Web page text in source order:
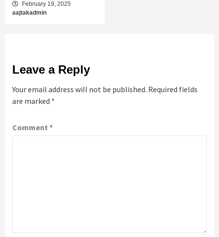
February 19, 2025
aajtakadmin
Leave a Reply
Your email address will not be published. Required fields
are marked *
Comment *